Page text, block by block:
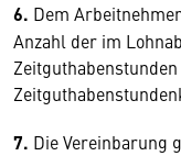
6. Dem
Anzahl der im
7. Die Vereinbarung